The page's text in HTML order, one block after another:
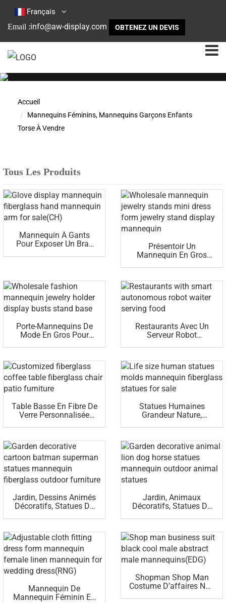
Français
Email :info@aw-display.com OBTENEZ UN DEVIS
Accueil
Mannequins Féminins, Mannequins Garçons Enfants
Torse À Vendre
Tous Les Produits
Mannequin À Gants
Pour Exposer Un Bras
Présentoir Un
Mannequin En Gros
Porte-Mannequins De
Mode En Gros Pour
Restaurants Avec Un
Serveur Robot
Table Basse En Fibre De
Verre Personnalisée
Statues Humaines
Grandeur Nature,
Verre À Vendre
Jardin, Dessins Animés
Décoratifs, Statues De
Fibre De Verre
Jardin, Animaux
Décoratifs, Statues De
D’animaux En Plein Air
Mannequin De
Mannequin Féminin En
Shopman Shop Man
Costume D’affaires Noir